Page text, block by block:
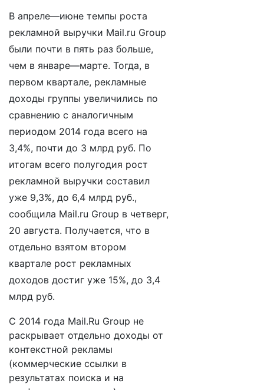
В апреле—июне темпы роста
рекламной выручки Mail.ru Group
были почти в пять раз больше,
чем в январе—марте. Тогда, в
первом квартале, рекламные
доходы группы увеличились по
сравнению с аналогичным
периодом 2014 года всего на
3,4%, почти до 3 млрд руб. По
итогам всего полугодия рост
рекламной выручки составил
уже 9,3%, до 6,4 млрд руб.,
сообщила Mail.ru Group в четверг,
20 августа. Получается, что в
отдельно взятом втором
квартале рост рекламных
доходов достиг уже 15%, до 3,4
млрд руб.
С 2014 года Mail.Ru Group не
раскрывает отдельно доходы от
контекстной рекламы
(коммерческие ссылки в
результатах поиска и на